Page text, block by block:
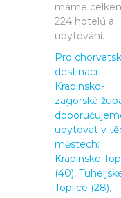
máme
224 hotelů a
ubytování.
Pro
destinaci
Krapinsko-
zagorská
ubytovat v
městech:
Krapinske
(40),
Toplice (28),